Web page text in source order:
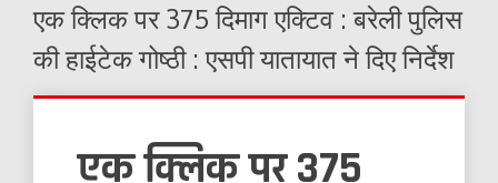
एक क्लिक पर 375 दिमाग एक्टिव : बरेली पुलिस
की हाईटेक गोष्ठी : एसपी यातायात ने दिए निर्देश
एक क्लिक पर 375